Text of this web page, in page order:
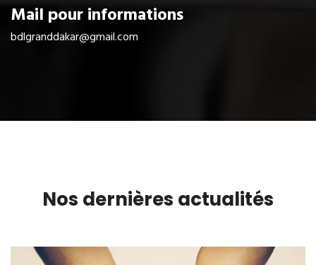
Mail pour informations
bdlgranddakar@gmail.com
Nos dernières actualités